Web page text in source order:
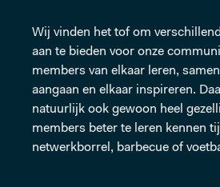
Wij vinden het tof om
aan te bieden voor onze
members van elkaar leren,
aangaan en elkaar inspireren.
natuurlijk ook gewoon heel
members beter te leren kennen
netwerkborrel, barbecue of